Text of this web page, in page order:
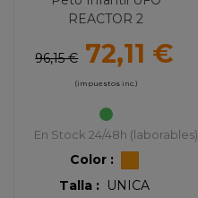
REACTOR 2
96,15 € 72,11 €
(impuestos inc.)
En Stock 24/48h (laborables)
Color :
Talla :
UNICA